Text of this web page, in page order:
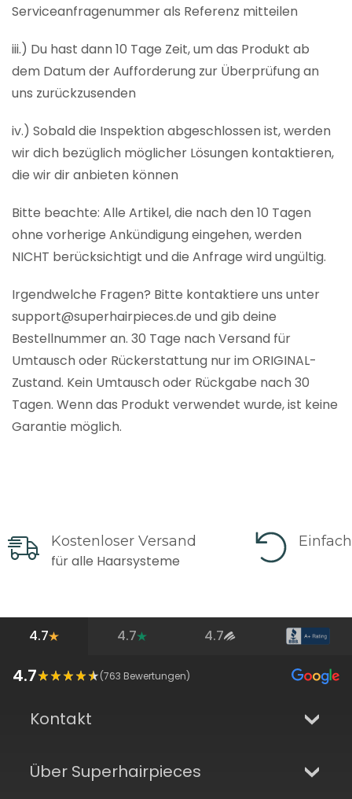
Serviceanfragenummer als Referenz mitteilen
iii.) Du hast dann 10 Tage Zeit, um das Produkt ab
dem Datum der Aufforderung zur Überprüfung an
uns zurückzusenden
iv.) Sobald die Inspektion abgeschlossen ist, werden
wir dich bezüglich möglicher Lösungen kontaktieren,
die wir dir anbieten können
Bitte beachte: Alle Artikel, die nach den 10 Tagen
ohne vorherige Ankündigung eingehen, werden
NICHT berücksichtigt und die Anfrage wird ungültig.
Irgendwelche Fragen? Bitte kontaktiere uns unter
support@superhairpieces.de und gib deine
Bestellnummer an. 30 Tage nach Versand für
Umtausch oder Rückerstattung nur im ORIGINAL-
Zustand. Kein Umtausch oder Rückgabe nach 30
Tagen. Wenn das Produkt verwendet wurde, ist keine
Garantie möglich.
Kostenloser Versand
für alle Haarsysteme
4.7 4.7 4.7
4.7 (763 Bewertungen)
Kontakt
Über Superhairpieces